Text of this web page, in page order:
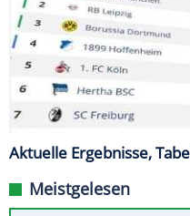
Aktuelle Ergebnisse,
Meistgelesen